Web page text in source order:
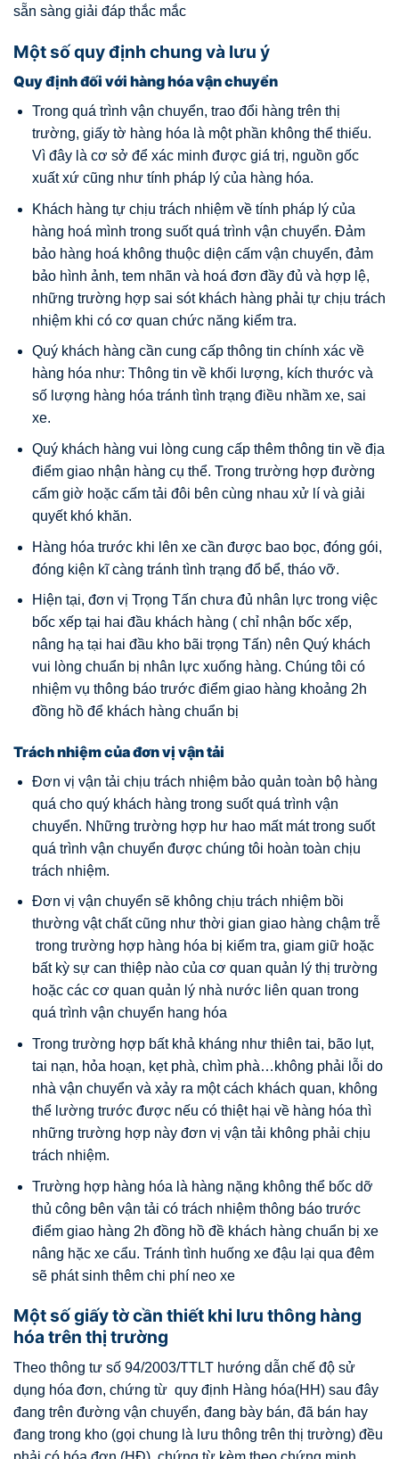
sẵn sàng giải đáp thắc mắc
Một số quy định chung và lưu ý
Quy định đối với hàng hóa vận chuyển
Trong quá trình vận chuyển, trao đổi hàng trên thị
trường, giấy tờ hàng hóa là một phần không thể thiếu.
Vì đây là cơ sở để xác minh được giá trị, nguồn gốc
xuất xứ cũng như tính pháp lý của hàng hóa.
Khách hàng tự chịu trách nhiệm về tính pháp lý của
hàng hoá mình trong suốt quá trình vận chuyển. Đảm
bảo hàng hoá không thuộc diện cấm vận chuyển, đảm
bảo hình ảnh, tem nhãn và hoá đơn đầy đủ và hợp lệ,
những trường hợp sai sót khách hàng phải tự chịu trách
nhiệm khi có cơ quan chức năng kiểm tra.
Quý khách hàng cần cung cấp thông tin chính xác về
hàng hóa như: Thông tin về khối lượng, kích thước và
số lượng hàng hóa tránh tình trạng điều nhầm xe, sai
xe.
Quý khách hàng vui lòng cung cấp thêm thông tin về địa
điểm giao nhận hàng cụ thể. Trong trường hợp đường
cấm giờ hoặc cấm tải đôi bên cùng nhau xử lí và giải
quyết khó khăn.
Hàng hóa trước khi lên xe cần được bao bọc, đóng gói,
đóng kiện kĩ càng tránh tình trạng đổ bể, tháo vỡ.
Hiện tại, đơn vị Trọng Tấn chưa đủ nhân lực trong việc
bốc xếp tại hai đầu khách hàng ( chỉ nhận bốc xếp,
nâng hạ tại hai đầu kho bãi trọng Tấn) nên Quý khách
vui lòng chuẩn bị nhân lực xuống hàng. Chúng tôi có
nhiệm vụ thông báo trước điểm giao hàng khoảng 2h
đồng hồ để khách hàng chuẩn bị
Trách nhiệm của đơn vị vận tải
Đơn vị vận tải chịu trách nhiệm bảo quản toàn bộ hàng
quá cho quý khách hàng trong suốt quá trình vận
chuyển. Những trường hợp hư hao mất mát trong suốt
quá trình vận chuyển được chúng tôi hoàn toàn chịu
trách nhiệm.
Đơn vị vận chuyển sẽ không chịu trách nhiệm bồi
thường vật chất cũng như thời gian giao hàng chậm trễ
trong trường hợp hàng hóa bị kiểm tra, giam giữ hoặc
bất kỳ sự can thiệp nào của cơ quan quản lý thị trường
hoặc các cơ quan quản lý nhà nước liên quan trong
quá trình vận chuyển hang hóa
Trong trường hợp bất khả kháng như thiên tai, bão lụt,
tai nạn, hỏa hoạn, kẹt phà, chìm phà…không phải lỗi do
nhà vận chuyển và xảy ra một cách khách quan, không
thể lường trước được nếu có thiệt hại về hàng hóa thì
những trường hợp này đơn vị vận tải không phải chịu
trách nhiệm.
Trường hợp hàng hóa là hàng nặng không thể bốc dỡ
thủ công bên vận tải có trách nhiệm thông báo trước
điểm giao hàng 2h đồng hồ đề khách hàng chuẩn bị xe
nâng hặc xe cẩu. Tránh tình huống xe đậu lại qua đêm
sẽ phát sinh thêm chi phí neo xe
Một số giấy tờ cần thiết khi lưu thông hàng
hóa trên thị trường
Theo thông tư số 94/2003/TTLT hướng dẫn chế độ sử
dụng hóa đơn, chứng từ quy định Hàng hóa(HH) sau đây
đang trên đường vận chuyển, đang bày bán, đã bán hay
đang trong kho (gọi chung là lưu thông trên thị trường) đều